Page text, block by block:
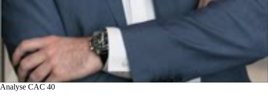
Analyse CAC 40